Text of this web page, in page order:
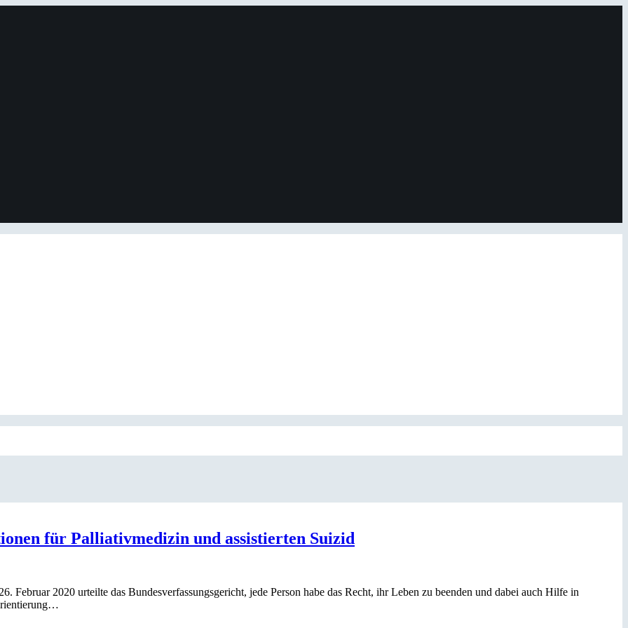
für Palliativmedizin und assistierten Suizid
2020 urteilte das Bundesverfassungsgericht, jede Person habe das Recht, ihr Leben zu beenden und dabei auch Hilfe in